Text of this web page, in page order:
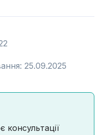
25.09.2025
консультації